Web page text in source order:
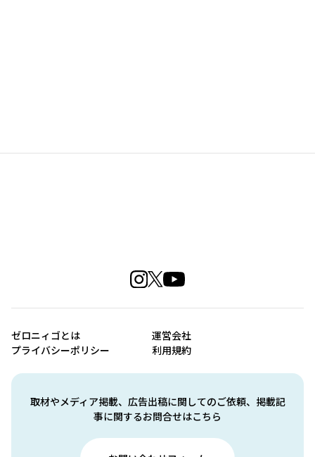
取材やメディア掲載、広告出稿に関してのご依頼、掲載記
事に関するお問合せはこちら
ゼロニィゴとは
運営会社
プライバシーポリシー
利用規約